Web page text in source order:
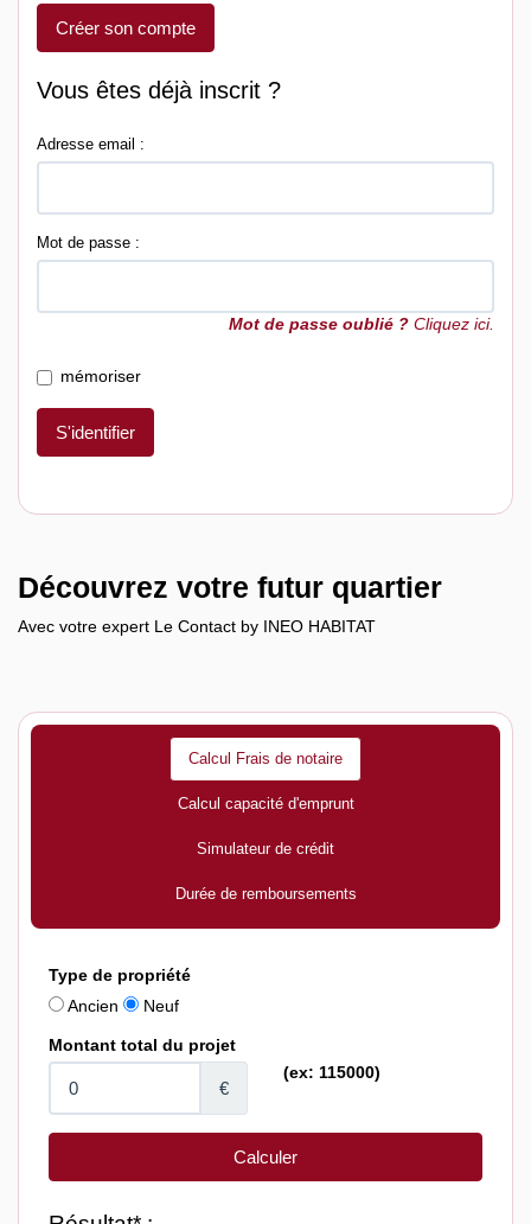
Créer son compte
Vous êtes déjà inscrit ?
Adresse email :
Mot de passe :
Mot de passe oublié ? Cliquez ici.
mémoriser
S'identifier
Découvrez votre futur quartier
Avec votre expert Le Contact by INEO HABITAT
Calcul Frais de notaire
Calcul capacité d'emprunt
Simulateur de crédit
Durée de remboursements